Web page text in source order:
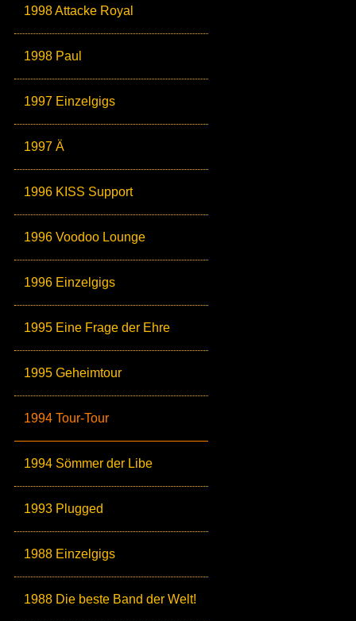
1998 Attacke Royal
1998 Paul
1997 Einzelgigs
1997 Ä
1996 KISS Support
1996 Voodoo Lounge
1996 Einzelgigs
1995 Eine Frage der Ehre
1995 Geheimtour
1994 Tour-Tour
1994 Sömmer der Libe
1993 Plugged
1988 Einzelgigs
1988 Die beste Band der Welt!